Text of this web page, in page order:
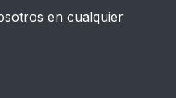
en cualquier